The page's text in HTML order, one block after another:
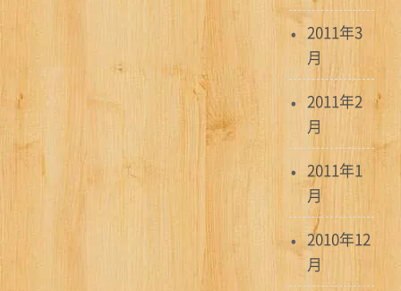
2011年3
月
2011年2
月
2011年1
月
2010年12
月